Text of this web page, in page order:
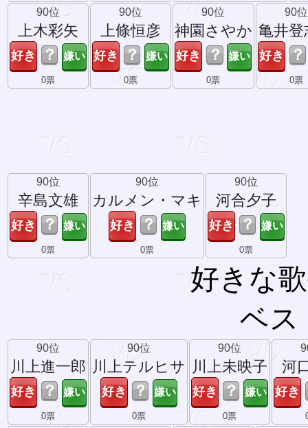
90位
上木彩矢
？
0票
90位
上條恒彦
？
0票
90位
神園さやか
？
0票
90位
亀井登
？
0票
90位
辛島文雄
？
0票
90位
カルメン・マキ
？
0票
90位
河合夕子
？
0票
好きな
ベス
90位
川上進一郎
？
0票
90位
川上テルヒサ
？
0票
90位
川上未映子
？
0票
河